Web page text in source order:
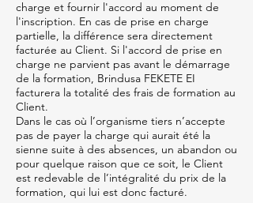
charge et fournir l'accord au moment de
l'inscription. En cas de prise en charge
partielle, la différence sera directement
facturée au Client. Si l'accord de prise en
charge ne parvient pas avant le démarrage
de la formation, Brindusa FEKETE EI
facturera la totalité des frais de formation au
Client.
Dans le cas où l’organisme tiers n’accepte
pas de payer la charge qui aurait été la
sienne suite à des absences, un abandon ou
pour quelque raison que ce soit, le Client
est redevable de l’intégralité du prix de la
formation, qui lui est donc facturé.